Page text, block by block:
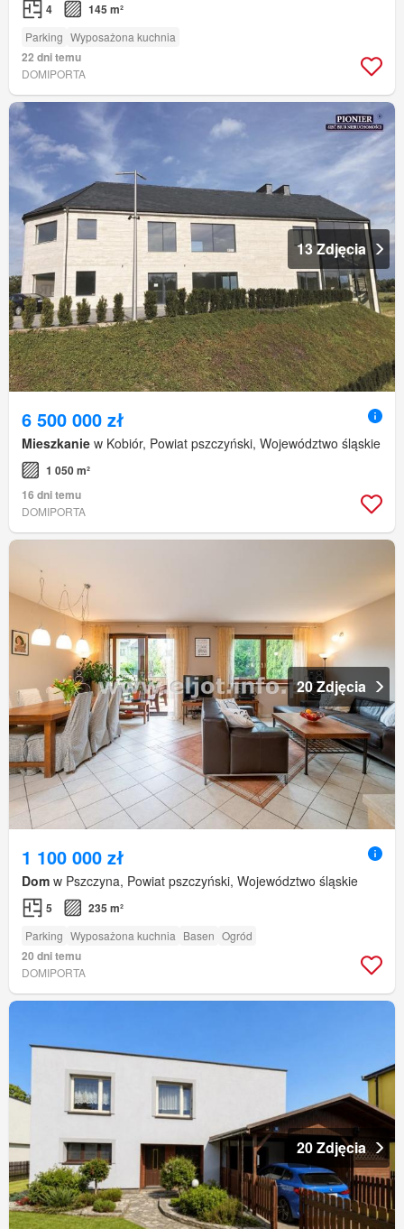
4 145 m²
Parking Wyposażona kuchnia
22 dni temu
DOMIPORTA
13 Zdjęcia
6 500 000 zł
Mieszkanie w Kobiór, Powiat pszczyński, Województwo śląskie
1 050 m²
16 dni temu
DOMIPORTA
20 Zdjęcia
1 100 000 zł
Dom w Pszczyna, Powiat pszczyński, Województwo śląskie
5 235 m²
Parking Wyposażona kuchnia Basen Ogród
20 dni temu
DOMIPORTA
20 Zdjęcia